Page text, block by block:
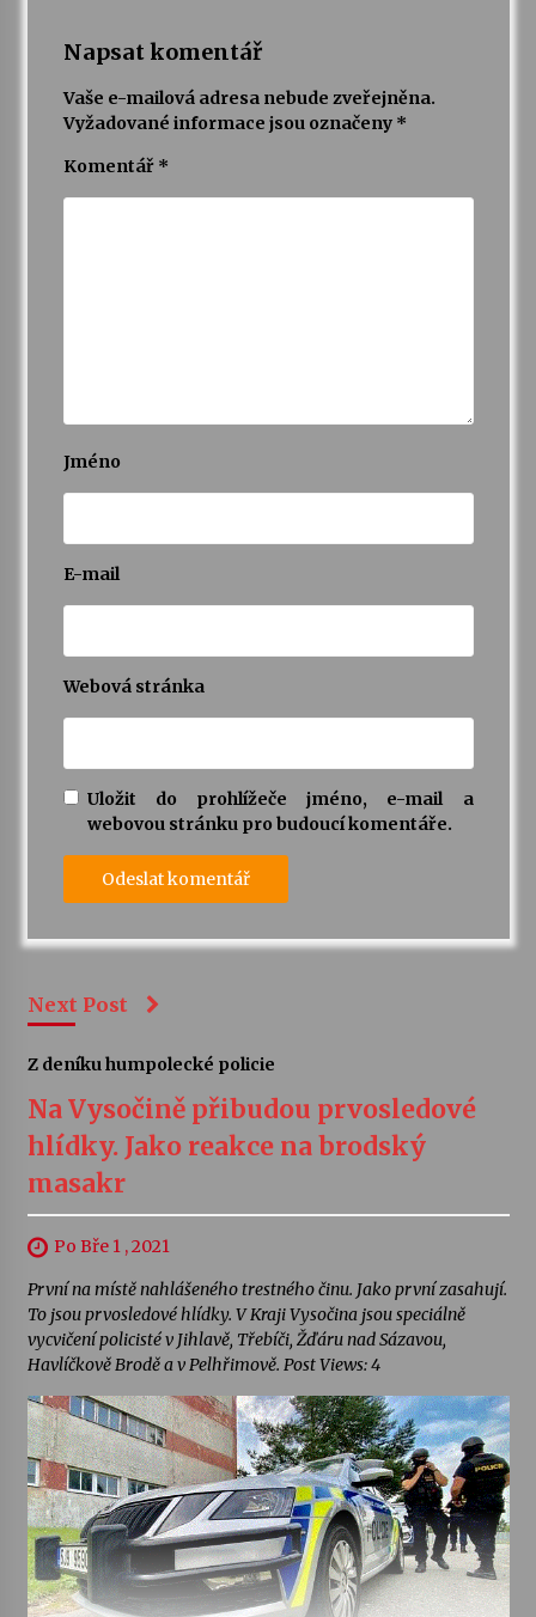
Napsat komentář
Vaše e-mailová adresa nebude zveřejněna.
Vyžadované informace jsou označeny *
Komentář *
Jméno
E-mail
Webová stránka
Uložit do prohlížeče jméno, e-mail a
webovou stránku pro budoucí komentáře.
Next Post
Z deníku humpolecké policie
Na Vysočině přibudou prvosledové
hlídky. Jako reakce na brodský
masakr
Po Bře 1 , 2021
První na místě nahlášeného trestného činu. Jako první zasahují.
To jsou prvosledové hlídky. V Kraji Vysočina jsou speciálně
vycvičení policisté v Jihlavě, Třebíči, Žďáru nad Sázavou,
Havlíčkově Brodě a v Pelhřimově. Post Views: 4